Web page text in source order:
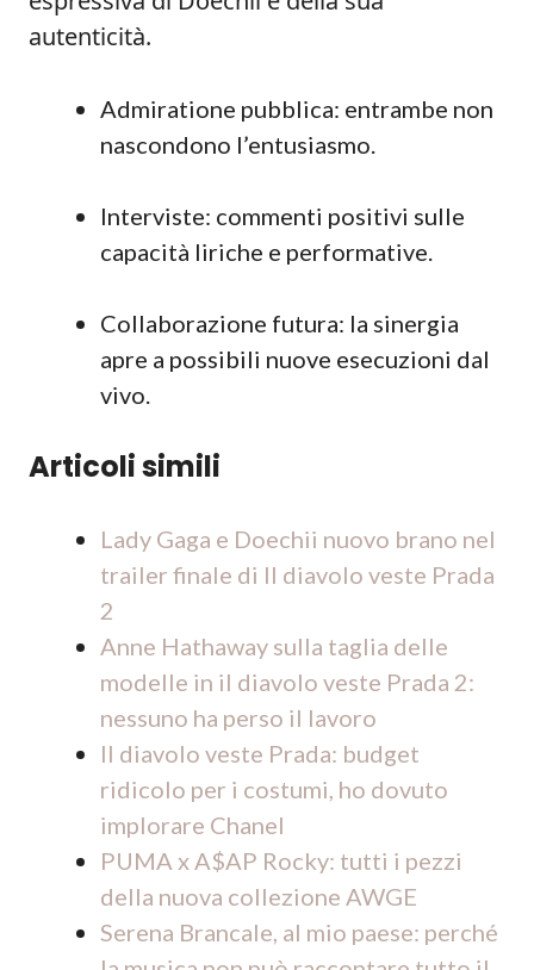
autenticità.
Admiratione pubblica: entrambe non
nascondono l’entusiasmo.
Interviste: commenti positivi sulle
capacità liriche e performative.
Collaborazione futura: la sinergia
apre a possibili nuove esecuzioni dal
vivo.
Articoli simili
Lady Gaga e Doechii nuovo brano nel
trailer finale di Il diavolo veste Prada
2
Anne Hathaway sulla taglia delle
modelle in il diavolo veste Prada 2:
nessuno ha perso il lavoro
Il diavolo veste Prada: budget
ridicolo per i costumi, ho dovuto
implorare Chanel
PUMA x A$AP Rocky: tutti i pezzi
della nuova collezione AWGE
Serena Brancale, al mio paese: perché